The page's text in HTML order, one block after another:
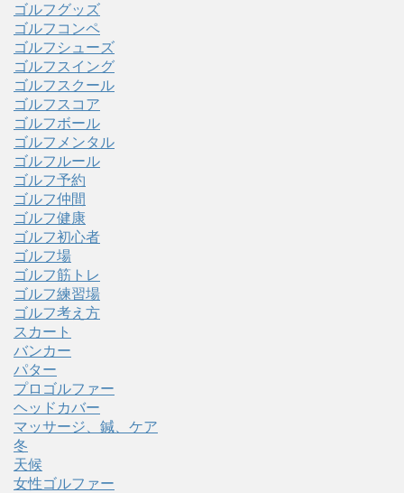
ゴルフグッズ
ゴルフコンペ
ゴルフシューズ
ゴルフスイング
ゴルフスクール
ゴルフスコア
ゴルフボール
ゴルフメンタル
ゴルフルール
ゴルフ予約
ゴルフ仲間
ゴルフ健康
ゴルフ初心者
ゴルフ場
ゴルフ筋トレ
ゴルフ練習場
ゴルフ考え方
スカート
バンカー
パター
プロゴルファー
ヘッドカバー
マッサージ、鍼、ケア
冬
天候
女性ゴルファー